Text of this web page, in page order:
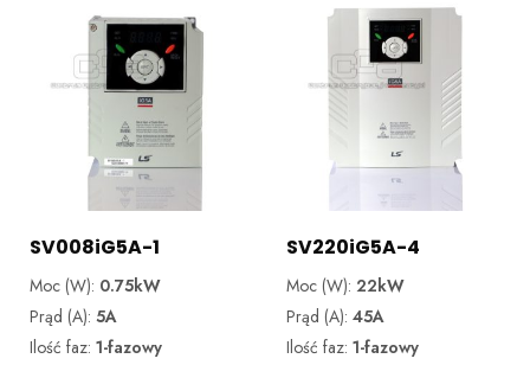
SV008iG5A-1
Moc (W): 0.75kW
Prąd (A): 5A
Ilość faz: 1-fazowy
SV220iG5A-4
Moc (W): 22kW
Prąd (A):45A
Ilość faz:1-fazowy